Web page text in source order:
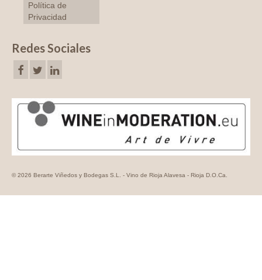
Política de
Privacidad
Redes Sociales
© 2026 Berarte Viñedos y Bodegas S.L. - Vino de Rioja Alavesa - Rioja D.O.Ca.